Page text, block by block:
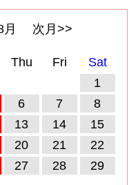
月 次月>>
Thu Fri
Sat
1
6 7
8
13 14
15
20 21
22
27 28
29